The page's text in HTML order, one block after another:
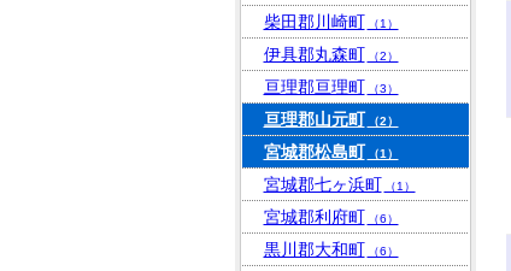
柴田郡川崎町 （1）
伊具郡丸森町 （2）
亘理郡亘理町 （3）
亘理郡山元町 （2）
宮城郡松島町 （1）
宮城郡七ヶ浜町 （1）
宮城郡利府町 （6）
黒川郡大和町 （6）